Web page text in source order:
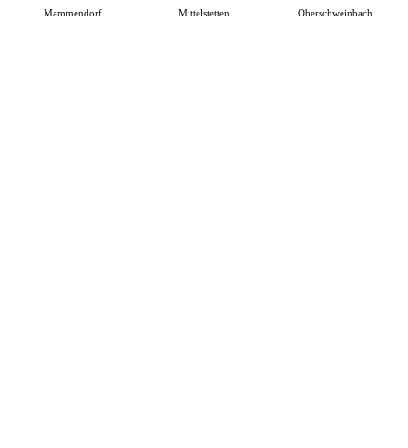
Mammendorf Mittelstetten Oberschweinbach